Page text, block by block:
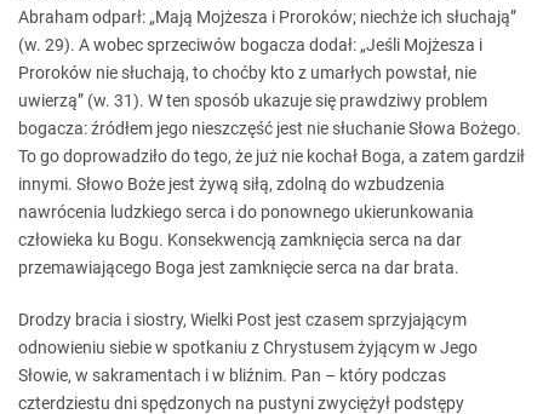
Abraham odparł: „Mają Mojżesza i Proroków; niechże ich słuchają”
(w. 29). A wobec sprzeciwów bogacza dodał: „Jeśli Mojżesza i
Proroków nie słuchają, to choćby kto z umarłych powstał, nie
uwierzą” (w. 31). W ten sposób ukazuje się prawdziwy problem
bogacza: źródłem jego nieszczęść jest nie słuchanie Słowa Bożego.
To go doprowadziło do tego, że już nie kochał Boga, a zatem gardził
innymi. Słowo Boże jest żywą siłą, zdolną do wzbudzenia
nawrócenia ludzkiego serca i do ponownego ukierunkowania
człowieka ku Bogu. Konsekwencją zamknięcia serca na dar
przemawiającego Boga jest zamknięcie serca na dar brata.
Drodzy bracia i siostry, Wielki Post jest czasem sprzyjającym
odnowieniu siebie w spotkaniu z Chrystusem żyjącym w Jego
Słowie, w sakramentach i w bliźnim. Pan – który podczas
czterdziestu dni spędzonych na pustyni zwyciężył podstępy